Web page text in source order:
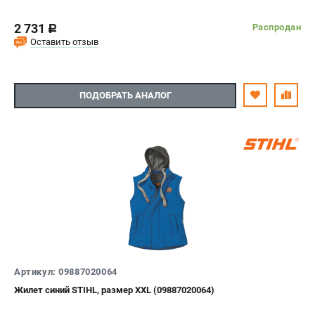
2 731 c
Распродан
Оставить отзыв
ПОДОБРАТЬ АНАЛОГ
Артикул: 09887020064
Жилет синий STIHL, размер XXL (09887020064)